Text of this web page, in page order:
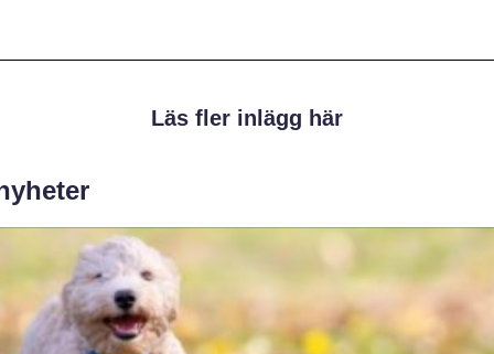
Läs fler inlägg här